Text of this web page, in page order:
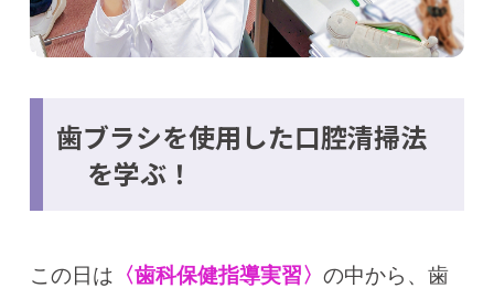
歯ブラシを使用した口腔清掃法
を学ぶ！
この日は 〈歯科保健指導実習〉 の中から、歯